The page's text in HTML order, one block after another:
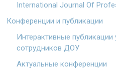
International Journal Of
Конференции и публикации
Интерактивные публикации
сотрудников ДОУ
Актуальные конференции